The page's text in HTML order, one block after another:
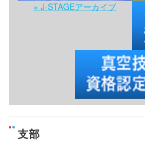
» J-STAGEアーカイブ
支部